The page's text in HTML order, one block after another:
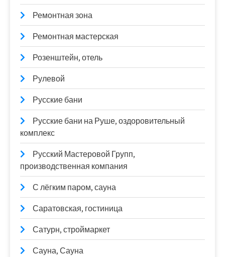
Ремонтная зона
Ремонтная мастерская
Розенштейн, отель
Рулевой
Русские бани
Русские бани на Руше, оздоровительный
комплекс
Русский Мастеровой Групп,
производственная компания
С лёгким паром, сауна
Саратовская, гостиница
Сатурн, строймаркет
Сауна, Сауна